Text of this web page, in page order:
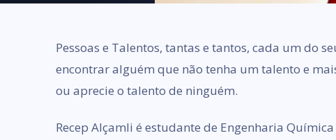
Pessoas e Talentos, tantas e tantos, cada um do
encontrar alguém que não tenha um talento e
ou aprecie o talento de ninguém.
Recep Alçamli é estudante de Engenharia